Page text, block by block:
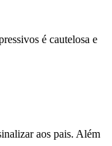
é cautelosa e
aos pais. Além